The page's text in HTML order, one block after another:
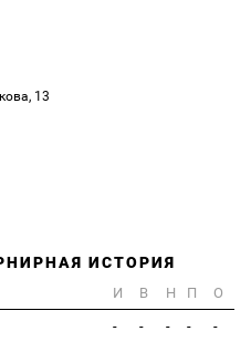
13
ИСТОРИЯ
И В Н П
О
- - - - -